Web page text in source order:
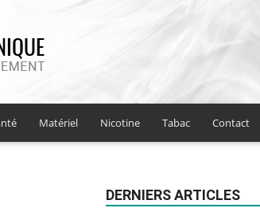
Matériel Nicotine Tabac Contact
DERNIERS ARTICLES